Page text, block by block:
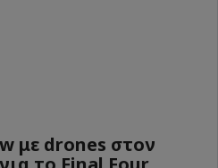
με drones στον